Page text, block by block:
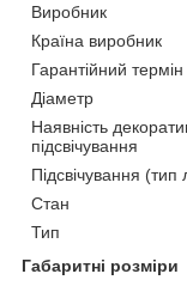
Виробник
Країна виробник
Гарантійний термін
Діаметр
Наявність
підсвічування
Підсвічування (тип
Стан
Тип
Габаритні розміри